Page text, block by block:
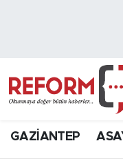
GAZİANTEP
Hava Durumu